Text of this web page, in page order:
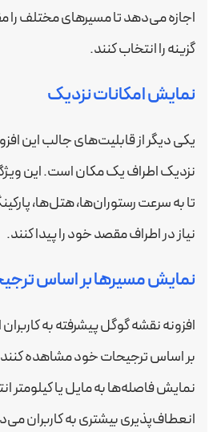
اجازه می‌دهد تا مسیرهای مختلف را
گزینه را انتخاب کنند.
نمایش امکانات نزدیک
یکی دیگر از قابلیت‌های جالب این
نزدیک اطراف یک مکان است. این
تا به سرعت رستوران‌ها، هتل‌ها،
نیاز در اطراف مقصد خود را پیدا کنند.
نمایش مسیرها بر اساس
افزونه نقشه گوگل پیشرفته به
بر اساس ترجیحات خود مشاهده کنند.
نمایش فاصله‌ها به مایل یا کیلومتر
انعطاف‌پذیری بیشتری به کاربران